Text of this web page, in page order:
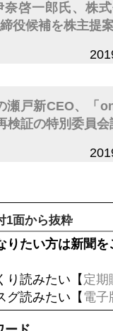
奈啓一郎氏、株
役候補を株主提
瀬戸新CEO、「
検証の特別委員会
1面から抜粋
りたい方は新聞
り読みたい【 定期
グ読みたい【 電子